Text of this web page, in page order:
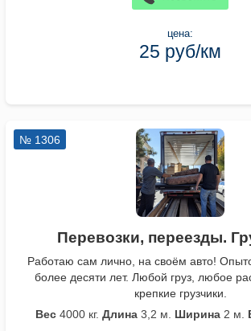
цена:
25 руб/км
№ 1306
Перевозки, переезды.
Работаю сам лично, на своём авто!
более десяти лет. Любой груз, любое
крепкие грузчики.
Вес 4000 кг. Длина 3,2 м. Ширина 2 м.